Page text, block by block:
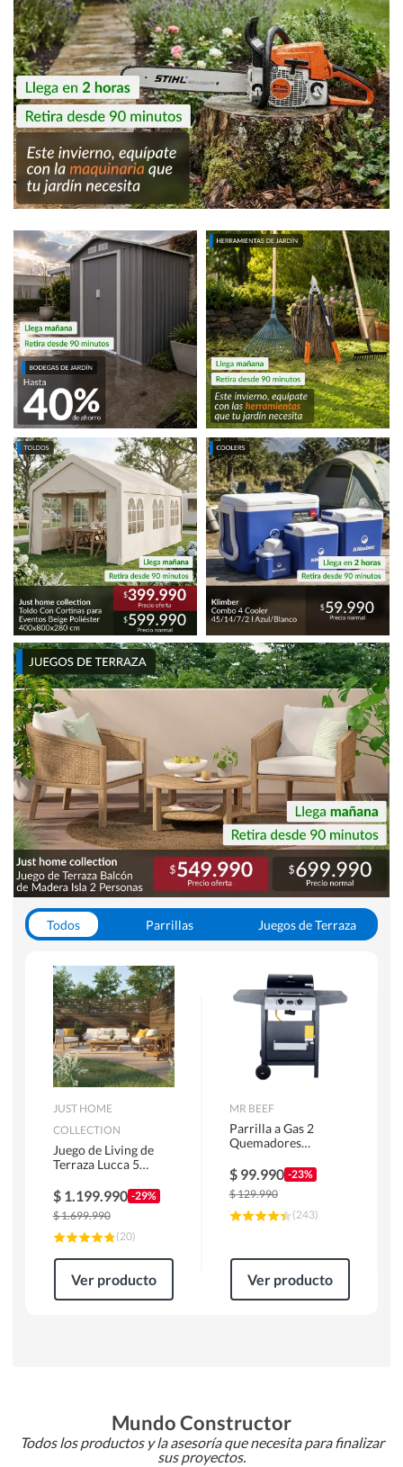
Todos Parrillas
Juegos de Terraza
JUST HOME
COLLECTION
Juego de Living de
Terraza Lucca 5
$ 1.199.990 -29%
$1.699.990
(20)
Ver producto
MR BEEF
Parrilla a Gas 2
Quemadores
$ 99.990 -23%
$129.990
(243)
Ver producto
Mundo Constructor
Todos los productos y la asesoría que necesita para finalizar
sus proyectos.